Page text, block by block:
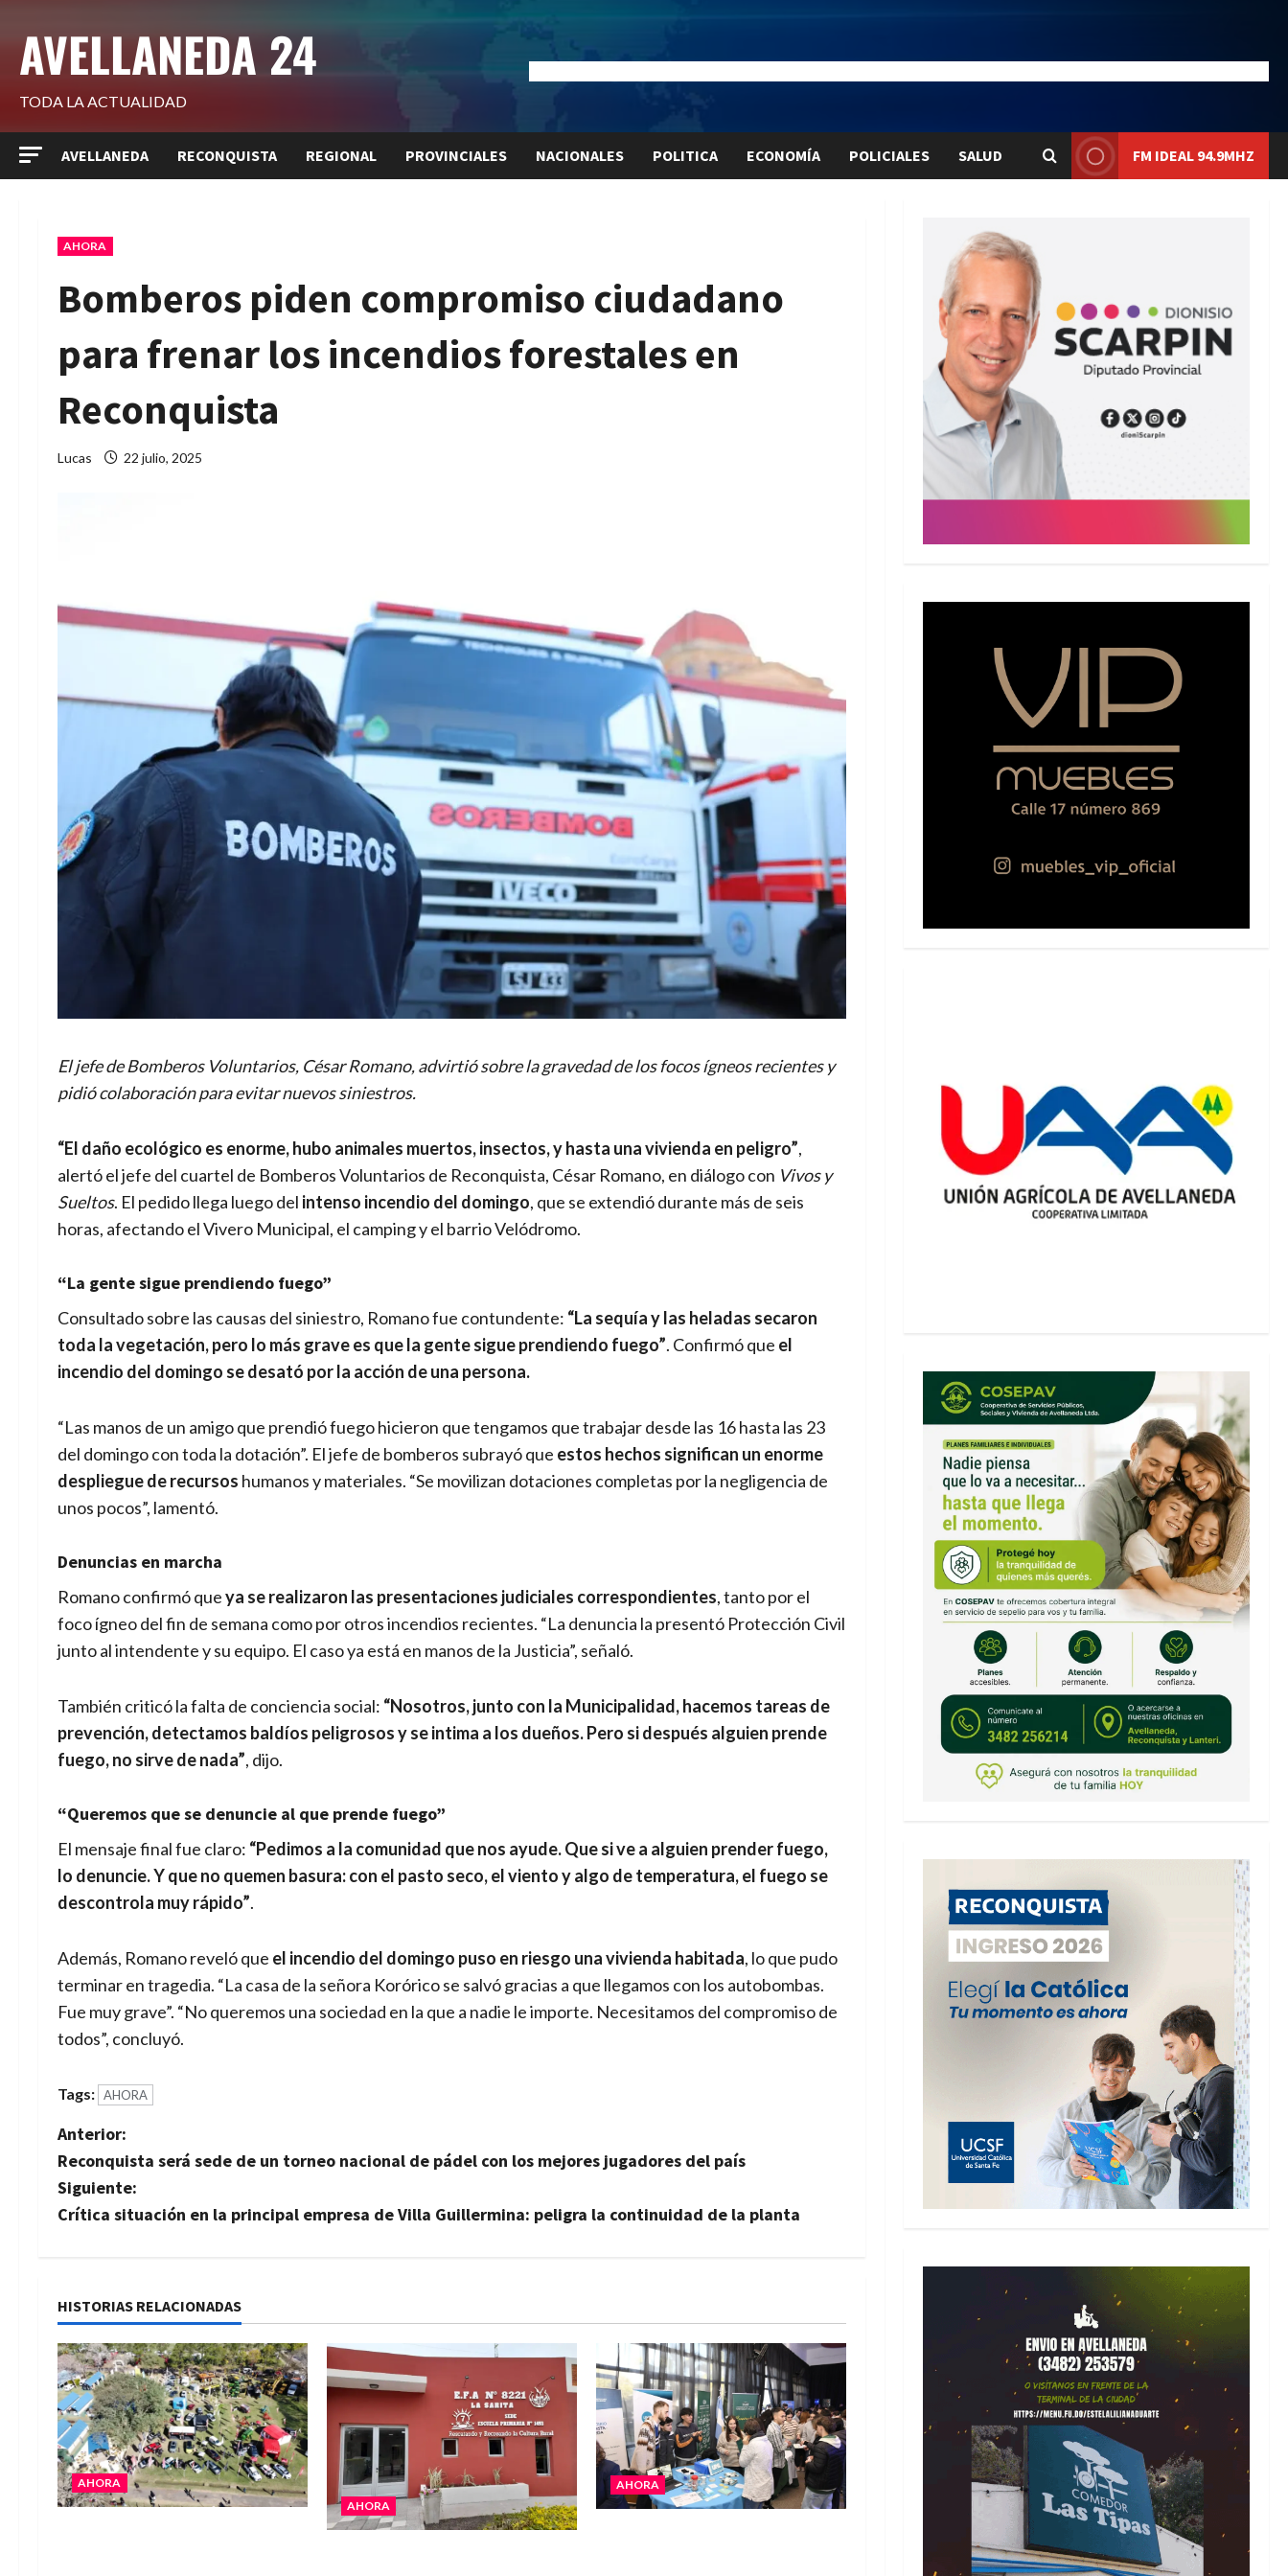
contenido
AVELLANEDA 24
TODA LA ACTUALIDAD
AVELLANEDA RECONQUISTA REGIONAL PROVINCIALES NACIONALES POLITICA ECONOMÍA POLICIALES SALUD FM IDEAL 94.9MHZ
AHORA
Bomberos piden compromiso ciudadano
para frenar los incendios forestales en
Reconquista
Lucas 22 julio, 2025
El jefe de Bomberos Voluntarios, César Romano, advirtió sobre la gravedad de los focos ígneos recientes y
pidió colaboración para evitar nuevos siniestros.
“El daño ecológico es enorme, hubo animales muertos, insectos, y hasta una vivienda en peligro”,
alertó el jefe del cuartel de Bomberos Voluntarios de Reconquista, César Romano, en diálogo con Vivos y
Sueltos. El pedido llega luego del intenso incendio del domingo, que se extendió durante más de seis
horas, afectando el Vivero Municipal, el camping y el barrio Velódromo.
“La gente sigue prendiendo fuego”
Consultado sobre las causas del siniestro, Romano fue contundente: “La sequía y las heladas secaron
toda la vegetación, pero lo más grave es que la gente sigue prendiendo fuego”. Confirmó que el
incendio del domingo se desató por la acción de una persona.
“Las manos de un amigo que prendió fuego hicieron que tengamos que trabajar desde las 16 hasta las 23
del domingo con toda la dotación”. El jefe de bomberos subrayó que estos hechos significan un enorme
despliegue de recursos humanos y materiales. “Se movilizan dotaciones completas por la negligencia de
unos pocos”, lamentó.
Denuncias en marcha
Romano confirmó queya se realizaron las presentaciones judiciales correspondientes, tanto por el
foco ígneo del fin de semana como por otros incendios recientes. “La denuncia la presentó Protección Civil
junto al intendente y su equipo. El caso ya está en manos de la Justicia”, señaló.
También criticó la falta de conciencia social: “Nosotros, junto con la Municipalidad, hacemos tareas de
prevención, detectamos baldíos peligrosos y se intima a los dueños. Pero si después alguien prende
fuego, no sirve de nada”, dijo.
“Queremos que se denuncie al que prende fuego”
El mensaje final fue claro: “Pedimos a la comunidad que nos ayude. Que si ve a alguien prender fuego,
lo denuncie. Y que no quemen basura: con el pasto seco, el viento y algo de temperatura, el fuego se
descontrola muy rápido”.
Además, Romano reveló que el incendio del domingo puso en riesgo una vivienda habitada, lo que pudo
terminar en tragedia. “La casa de la señora Korórico se salvó gracias a que llegamos con los autobombas.
Fue muy grave”. “No queremos una sociedad en la que a nadie le importe. Necesitamos del compromiso de
todos”, concluyó.
Tags: AHORA
N
a
v
g
a
c
i
ó
n
Anterior:
Reconquista será sede de un torneo nacional de pádel con los mejores jugadores del país
Siguiente:
Crítica situación en la principal empresa de Villa Guillermina: peligra la continuidad de la planta
HISTORIAS RELACIONADAS
AHORA
AHORA
AHORA